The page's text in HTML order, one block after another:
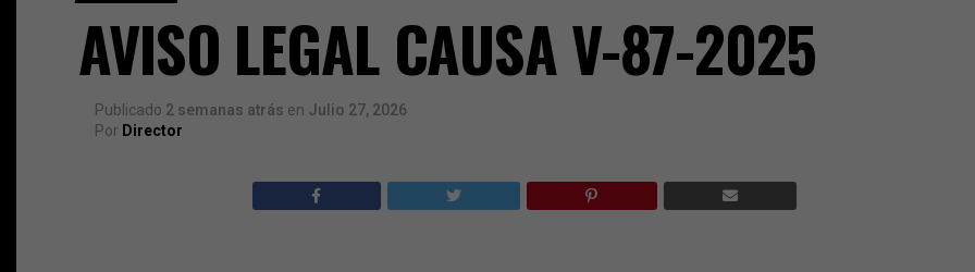
AVISO LEGAL CAUSA V-87-2025
Publicado 2 semanas atrás en Julio 27, 2026
Por Director